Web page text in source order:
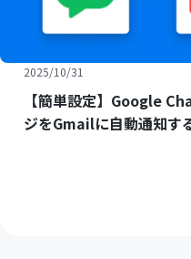
2025/10/31
【簡単設定】Google
ジをGmailに自動通知す